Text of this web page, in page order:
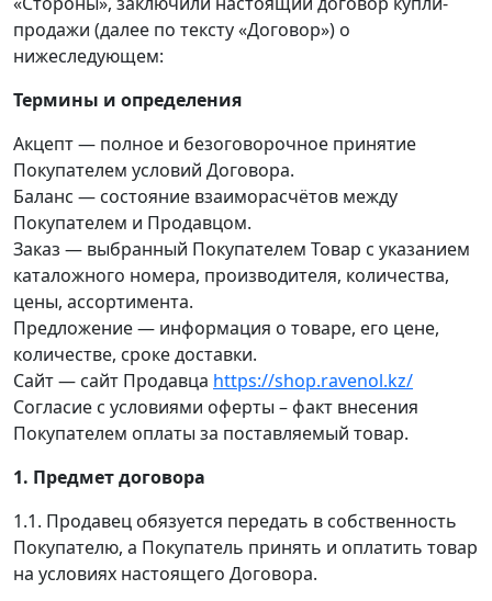
продажи (далее по тексту «Договор») о
нижеследующем:
Термины и определения
Акцепт — полное и безоговорочное принятие
Покупателем условий Договора.
Баланс — состояние взаиморасчётов между
Покупателем и Продавцом.
Заказ — выбранный Покупателем Товар с указанием
каталожного номера, производителя, количества,
цены, ассортимента.
Предложение — информация о товаре, его цене,
количестве, сроке доставки.
Сайт — сайт Продавца https://shop.ravenol.kz/
Согласие с условиями оферты – факт внесения
Покупателем оплаты за поставляемый товар.
1. Предмет договора
1.1. Продавец обязуется передать в собственность
Покупателю, а Покупатель принять и оплатить товар
на условиях настоящего Договора.